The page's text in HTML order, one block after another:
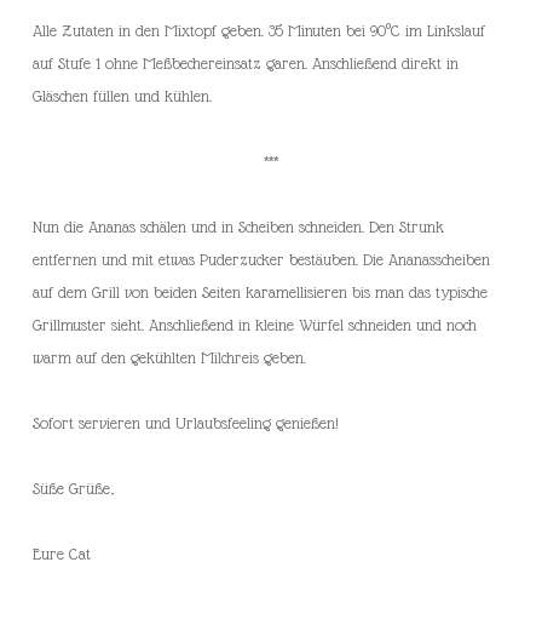
Alle Zutaten in den Mixtopf geben. 35 Minuten bei 90°C im Linkslauf
auf Stufe 1 ohne Meßbechereinsatz garen. Anschließend direkt in
Gläschen füllen und kühlen.
***
Nun die Ananas schälen und in Scheiben schneiden. Den Strunk
entfernen und mit etwas Puderzucker bestäuben. Die Ananasscheiben
auf dem Grill von beiden Seiten karamellisieren bis man das typische
Grillmuster sieht. Anschließend in kleine Würfel schneiden und noch
warm auf den gekühlten Milchreis geben.
Sofort servieren und Urlaubsfeeling genießen!
Süße Grüße,
Eure Cat